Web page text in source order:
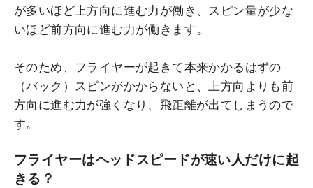
が多いほど上方向に進む力が働き、スピン量が少な
いほど前方向に進む力が働きます。
そのため、フライヤーが起きて本来かかるはずの
（バック）スピンがかからないと、上方向よりも前
方向に進む力が強くなり、飛距離が出てしまうので
す。
フライヤーはヘッドスピードが速い人だけに起
きる？